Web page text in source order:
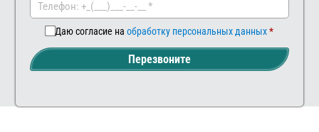
Даю согласие на обработку персональных данных
Перезвоните